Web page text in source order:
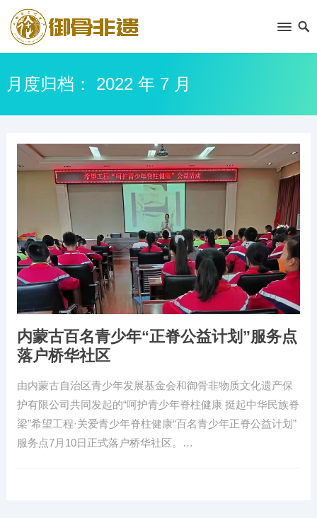
月度归档： 2022 年 7 月
内蒙古百名青少年“正脊公益计划”服务点
落户桥华社区
由内蒙古自治区青少年发展基金会和御骨非物质文化遗产保
护有限公司共同发起的“呵护青少年脊柱健康 挺起中华民族脊
梁”希望工程·关爱青少年脊柱健康“百名青少年正脊公益计划”
服务点7月10日正式落户桥华社区。…